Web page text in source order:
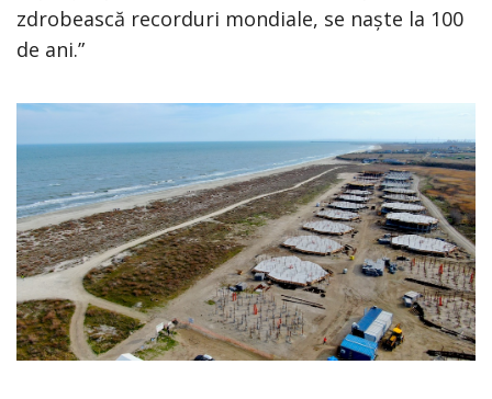
zdrobească recorduri mondiale, se naște la 100
de ani.”